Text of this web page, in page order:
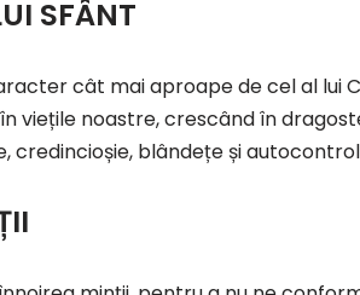
SFÂNT
cât mai aproape de cel al lui
viețile noastre, crescând în
credincioșie, blândețe și